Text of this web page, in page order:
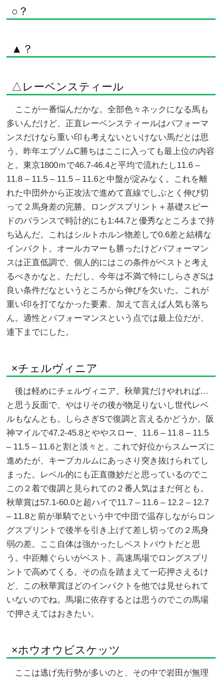
○？
▲？
△レーベンスティール
ここが一番悩んだかな。全部色々ネックになる馬も
多いんだけど、正直レーベンスティールはパフォーマ
ンスだけなら重い印も考えないといけない馬だとは思
う。昨年エプソムC勝ちはここに入っても最上位の内容
と。東京1800ｍで46.7-46.4と平均で流れたし11.6 –
11.8 – 11.5 – 11.5 – 11.6と中盤が淀みなく。これを離
れた中団外から正攻法で進めて直線でしぶとく伸び切
って２馬身差の完勝。ロングスプリント＋基礎スピー
ドのバランスで時計的にも1:44.7と優秀なところまで持
ち込んだ。これはシルトホルン物差しで0.6差と結構な
インパクト。オールカマーも勝ったけどパフォーマン
スは正直低調で、個人的にはこの条件がベストと考え
るべきかなと。ただし、今年は不満で特にしらさぎSは
良い条件だなというところから伸びを欠いた。これが
重い印を打てなかった要素、加えて言えば人気も落ち
ん。適性とパフォーマンスという点では最上位だが、
連下までにした。
×チェルヴィニア
後は軽めにチェルヴィニア。秋華賞だけやれれば…
と思う反面で、やはりその後が物足りないし世代レベ
ルもなんとも。しらさぎSで復調と言えるかどうか。阪
神マイルで47.2-45.8とややスロー、11.6 – 11.8 – 11.5
– 11.5 – 11.6と割と淡々と。これで好位からスムーズに
進めたが、キープカルムにあっさり突き抜けられてし
まった。レベル的にも正直微妙だと思っているのでこ
この２着で復調と見られての２番人気はまだ何とも。
秋華賞は57.1-60.0と超ハイで11.7 – 11.6 – 12.2 – 12.7
– 11.8と前が単騎でという中で中団で温存しながらロン
グスプリントで後半を引き上げて差し切っての２馬身
弱の差。ここ自体は強かったしベストバウトだと思
う。中距離ぐらいがベスト、高速馬場でロングスプリ
ントで高めてくる。その点を踏まえて一応押さえるけ
ど、この秋華賞ほどのインパクトを他では見せられて
いないのでね。馬場に依存するとは思うのでこの馬場
で押さえてはおきたい。
×ホウオウビスケッツ
ここは逃げ先行勢が多いのと、その中で岩田が無理